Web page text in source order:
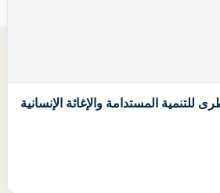
المستدامة والإغاثة الإنسانية